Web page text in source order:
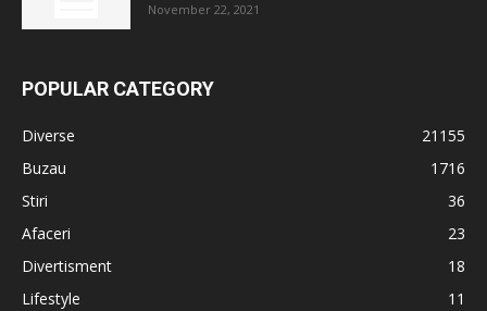
November 22, 2021
POPULAR CATEGORY
Diverse
21155
Buzau
1716
Stiri
36
Afaceri
23
Divertisment
18
Lifestyle
11